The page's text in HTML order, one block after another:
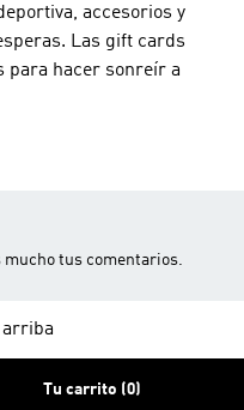
accesorios y
Las gift cards
para hacer sonreír a
tus comentarios.
arriba
Tu carrito (0)